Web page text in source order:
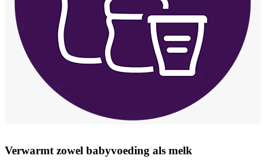
Verwarmt zowel babyvoeding als melk